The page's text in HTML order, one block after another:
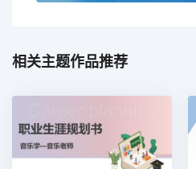
相关主题作品推荐